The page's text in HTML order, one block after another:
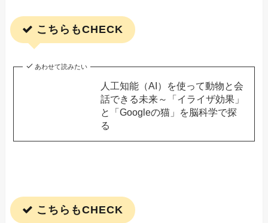
こちらもCHECK
あわせて読みたい
人工知能（AI）を使って動物と会
話できる未来～「イライザ効果」
と「Googleの猫」を脳科学で探
る
こちらもCHECK